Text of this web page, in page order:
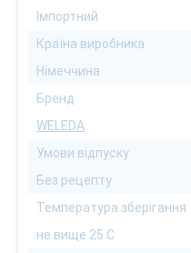
Імпортний
Країна виробника
Німеччина
Бренд
WELEDA
Умови відпуску
Без рецепту
Температура зберігання
не вище 25 С